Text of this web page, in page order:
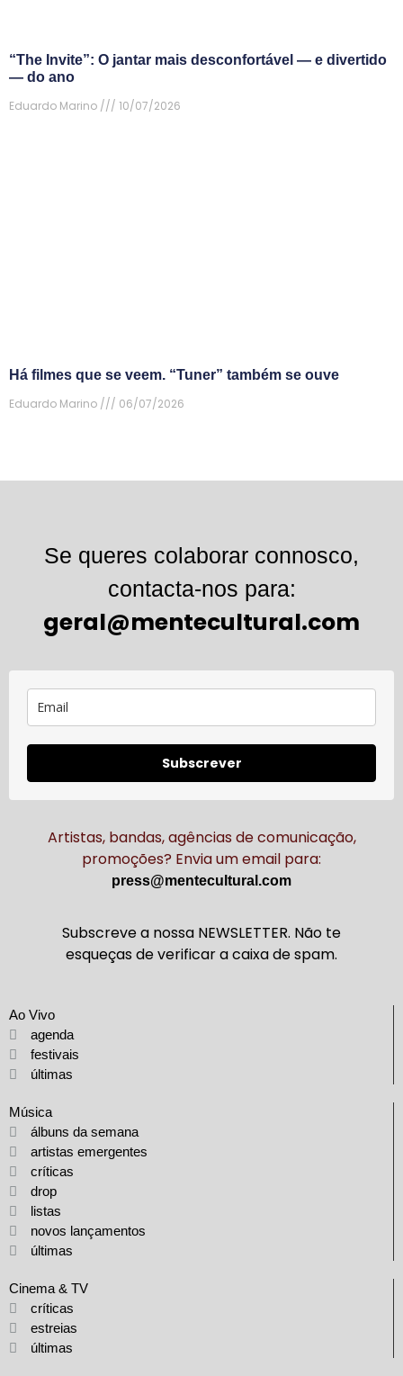
“The Invite”: O jantar mais desconfortável — e divertido
— do ano
Eduardo Marino
10/07/2026
Há filmes que se veem. “Tuner” também se ouve
Eduardo Marino
06/07/2026
Se queres colaborar connosco,
contacta-nos para:
geral@mentecultural.com
Subscrever
Artistas, bandas, agências de comunicação,
promoções? Envia um email para:
press@mentecultural.com
Subscreve a nossa NEWSLETTER. Não te
esqueças de verificar a caixa de spam.
Ao Vivo
agenda
festivais
últimas
Música
álbuns da semana
artistas emergentes
críticas
drop
listas
novos lançamentos
últimas
Cinema & TV
críticas
estreias
últimas